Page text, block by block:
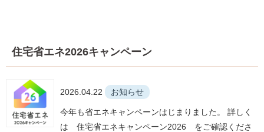
住宅省エネ2026キャンペーン
2026.04.22 お知らせ
今年も省エネキャンペーンはじまりました。 詳しく
は 住宅省エネキャンペーン2026 をご確認くださ